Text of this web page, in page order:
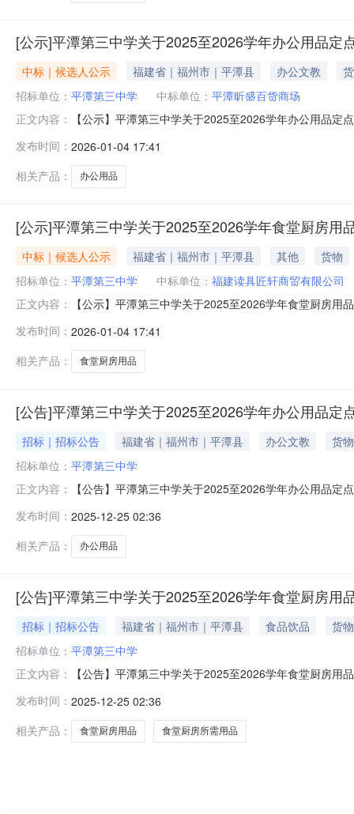
[公示]平潭第三中学关于2025至2026学年办公用品定
中标｜候选人公示 福建省｜福州市｜平潭县 办公文教
招标单位： 平潭第三中学 中标单位： 平潭昕盛百货商场
正文内容：
【公示】平潭第三中学关于2025至2026学年办公用品
人：平潭昕盛百货商场报价：178.4元第二中选候选人：
本公示发布即日起3
发布时间： 2026-01-04 17:41
相关产品：
办公用品
[公示]平潭第三中学关于2025至2026学年食堂厨房用
中标｜候选人公示 福建省｜福州市｜平潭县 其他
货物
招标单位： 平潭第三中学 中标单位： 福建读具匠轩商贸有限公司
正文内容：
【公示】平潭第三中学关于2025至2026学年食堂厨房
中选候选人：福建读具匠轩商贸有限公司报价：2156.2
司报价：4418元一、公
发布时间： 2026-01-04 17:41
相关产品：
食堂厨房用品
[公告]平潭第三中学关于2025至2026学年办公用品定
招标｜招标公告 福建省｜福州市｜平潭县 办公文教
货物
招标单位： 平潭第三中学
正文内容：
【公告】平潭第三中学关于2025至2026学年办公用品
进行公开询价，相关事宜公告如下：一、具体项目如下
标。3.具体清单
发布时间： 2025-12-25 02:36
相关产品：
办公用品
[公告]平潭第三中学关于2025至2026学年食堂厨房用
招标｜招标公告 福建省｜福州市｜平潭县 食品饮品
货物
招标单位： 平潭第三中学
正文内容：
【公告】平潭第三中学关于2025至2026学年食堂厨房
品定点采购项目进行公开询价，相关事宜公告如下：一
价，总价最低者
发布时间： 2025-12-25 02:36
相关产品：
食堂厨房用品 食堂厨房所需用品